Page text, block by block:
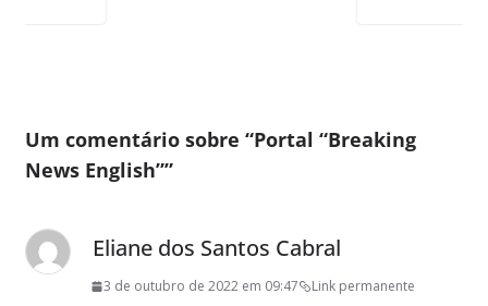
Um comentário sobre “Portal “Breaking
News English””
Eliane dos Santos Cabral
3 de outubro de 2022 em 09:47 Link permanente